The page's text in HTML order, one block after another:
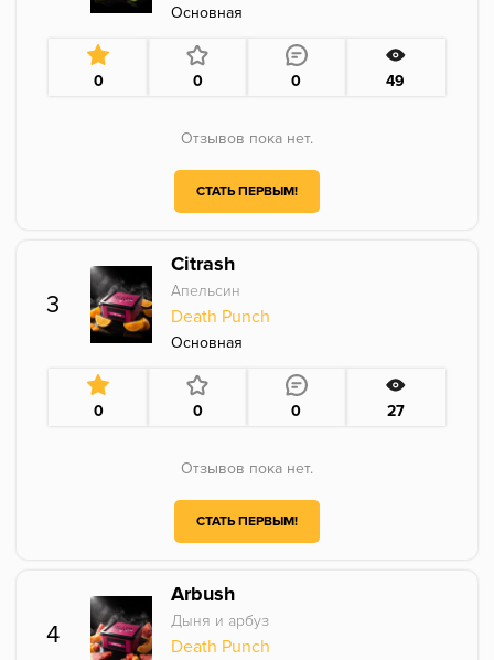
Основная
0 0 0 49
Отзывов пока нет.
СТАТЬ ПЕРВЫМ!
3
Citrash
Апельсин
Death Punch
Основная
0 0 0 27
Отзывов пока нет.
СТАТЬ ПЕРВЫМ!
4
Arbush
Дыня и арбуз
Death Punch